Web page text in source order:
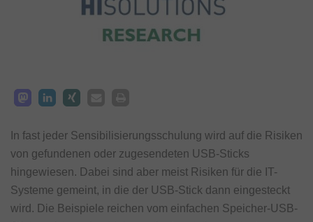
In fast jeder Sensibilisierungsschulung wird auf die Risiken
von gefundenen oder zugesendeten USB-Sticks
hingewiesen. Dabei sind aber meist Risiken für die IT-
Systeme gemeint, in die der USB-Stick dann eingesteckt
wird. Die Beispiele reichen vom einfachen Speicher-USB-